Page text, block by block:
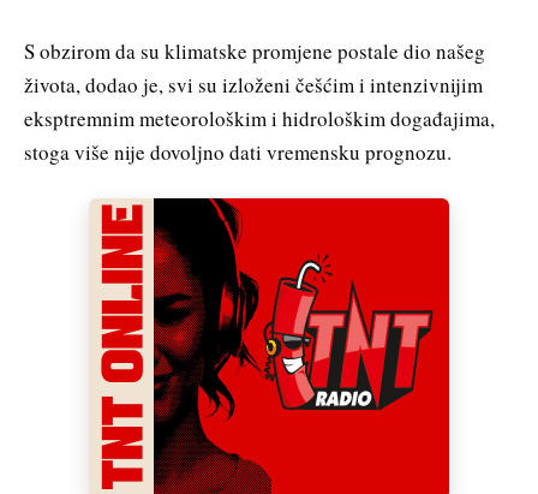
S obzirom da su klimatske promjene postale dio našeg
života, dodao je, svi su izloženi češćim i intenzivnijim
eksptremnim meteorološkim i hidrološkim događajima,
stoga više nije dovoljno dati vremensku prognozu.